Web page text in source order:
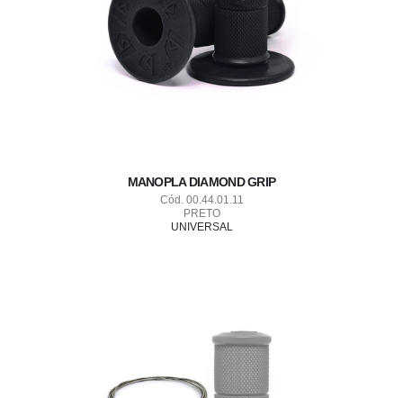
MANOPLA DIAMOND GRIP
Cód. 00.44.01.11
PRETO
UNIVERSAL